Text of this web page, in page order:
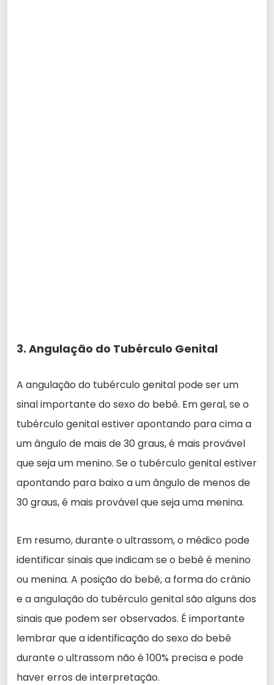
3. Angulação do Tubérculo Genital
A angulação do tubérculo genital pode ser um
sinal importante do sexo do bebê. Em geral, se o
tubérculo genital estiver apontando para cima a
um ângulo de mais de 30 graus, é mais provável
que seja um menino. Se o tubérculo genital estiver
apontando para baixo a um ângulo de menos de
30 graus, é mais provável que seja uma menina.
Em resumo, durante o ultrassom, o médico pode
identificar sinais que indicam se o bebê é menino
ou menina. A posição do bebê, a forma do crânio
e a angulação do tubérculo genital são alguns dos
sinais que podem ser observados. É importante
lembrar que a identificação do sexo do bebê
durante o ultrassom não é 100% precisa e pode
haver erros de interpretação.